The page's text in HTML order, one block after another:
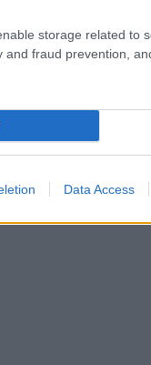
storage related to
fraud prevention,
Data Access